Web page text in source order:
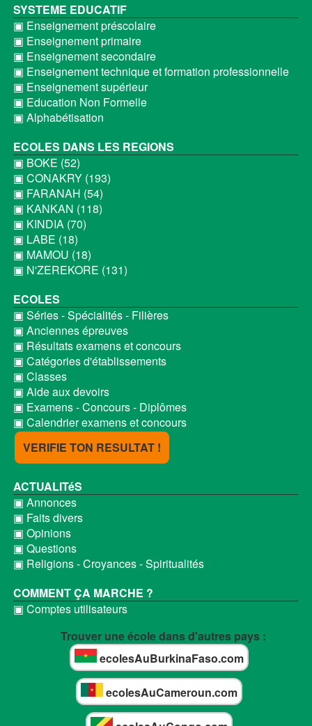
SYSTEME EDUCATIF
▣ Enseignement préscolaire
▣ Enseignement primaire
▣ Enseignement secondaire
▣ Enseignement technique et formation professionnelle
▣ Enseignement supérieur
▣ Education Non Formelle
▣ Alphabétisation
ECOLES DANS LES REGIONS
▣ BOKE (52)
▣ CONAKRY (193)
▣ FARANAH (54)
▣ KANKAN (118)
▣ KINDIA (70)
▣ LABE (18)
▣ MAMOU (18)
▣ N'ZEREKORE (131)
ECOLES
▣ Séries - Spécialités - Filières
▣ Anciennes épreuves
▣ Résultats examens et concours
▣ Catégories d'établissements
▣ Classes
▣ Aide aux devoirs
▣ Examens - Concours - Diplômes
▣ Calendrier examens et concours
VERIFIE TON RESULTAT !
ACTUALITéS
▣ Annonces
▣ Faits divers
▣ Opinions
▣ Questions
▣ Religions - Croyances - Spiritualités
COMMENT ÇA MARCHE ?
▣ Comptes utilisateurs
Trouver une école dans d'autres pays :
ecolesAuBurkinaFaso.com
ecolesAuCameroun.com